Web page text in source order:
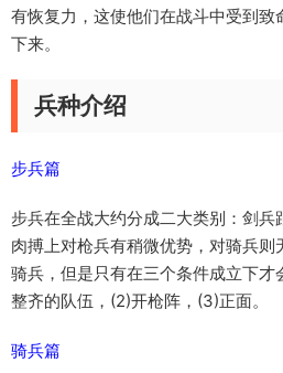
有恢复力，这使他们在战斗中受到
下来。
兵种介绍
步兵篇
步兵在全战大约分成二大类别：剑
肉搏上对枪兵有稍微优势，对骑兵
骑兵，但是只有在三个条件成立下才
整齐的队伍，(2)开枪阵，(3)正面。
骑兵篇